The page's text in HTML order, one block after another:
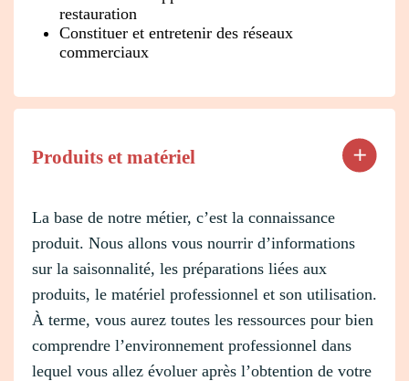
restauration
Constituer et entretenir des réseaux
commerciaux
Produits et matériel
La base de notre métier, c’est la connaissance
produit. Nous allons vous nourrir d’informations
sur la saisonnalité, les préparations liées aux
produits, le matériel professionnel et son utilisation.
À terme, vous aurez toutes les ressources pour bien
comprendre l’environnement professionnel dans
lequel vous allez évoluer après l’obtention de votre